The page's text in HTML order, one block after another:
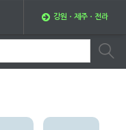
강원ㆍ제주ㆍ전라